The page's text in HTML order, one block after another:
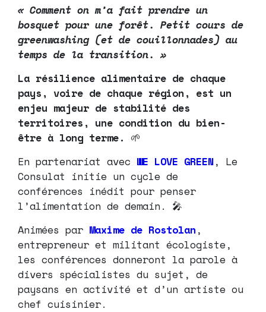
« Comment on m’a fait prendre un
bosquet pour une forêt. Petit cours de
greenwashing (et de couillonnades) au
temps de la transition. »
La résilience alimentaire de chaque
pays, voire de chaque région, est un
enjeu majeur de stabilité des
territoires, une condition du bien-
être à long terme. 🌱
En partenariat avec WE LOVE GREEN, Le
Consulat initie un cycle de
conférences inédit pour penser
l’alimentation de demain. 🎤
Animées par Maxime de Rostolan ,
entrepreneur et militant écologiste,
les conférences donneront la parole à
divers spécialistes du sujet, de
paysans en activité et d’un artiste ou
chef cuisinier.